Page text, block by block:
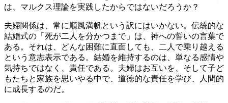
は、マルクス理論を実践したからではないだろうか？
夫婦関係は、常に順風満帆という訳にはいかない。伝統的な
結婚式の「死が二人を分かつまで」は、神への誓いの言葉で
ある。それは、どんな困難に直面しても、二人で乗り越える
という意志表示である。結婚を維持するのは、単なる感情や
気持ちではなく、責任である。夫婦はお互いを、そして子ど
もたちと家族を思いやる中で、道徳的な責任を学び、人間的
に成長するのだ。